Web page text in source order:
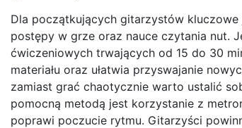
Dla początkujących gitarzystów
postępy w grze oraz nauce czytania nut.
ćwiczeniowych trwających od 15 do 30
materiału oraz ułatwia przyswajanie
zamiast grać chaotycznie warto ustalić
pomocną metodą jest korzystanie z
poprawi poczucie rytmu. Gitarzyści